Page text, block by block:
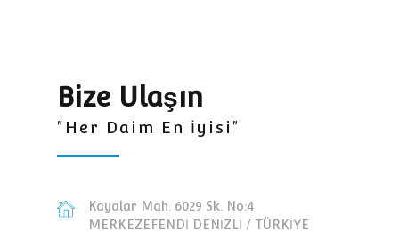
Bize Ulaşın
"Her Daim En İyisi"
Kayalar Mah. 6029 Sk. No:4
MERKEZEFENDİ DENİZLİ / TÜRKİYE